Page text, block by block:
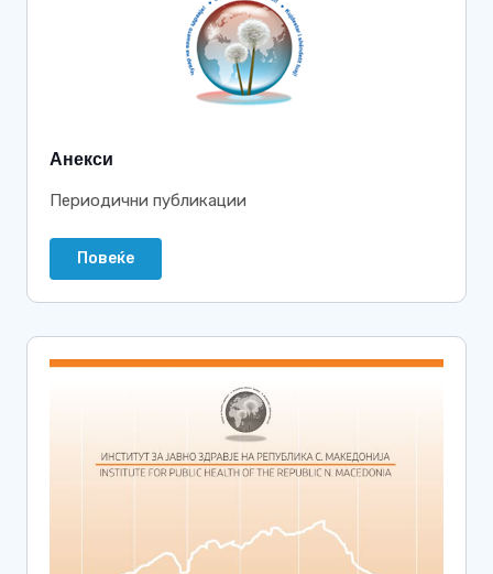
Анекси
Периодични публикации
Повеќе